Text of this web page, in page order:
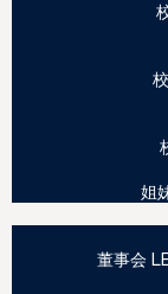
姐
董事会